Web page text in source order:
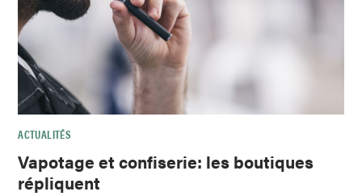
ACTUALITÉS
Vapotage et confiserie: les boutiques
répliquent